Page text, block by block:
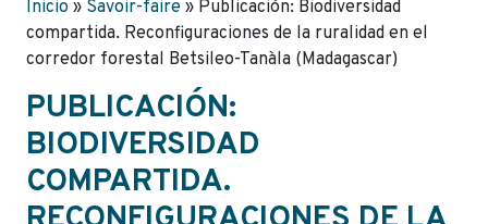
Inicio » Savoir-faire » Publicación: Biodiversidad
compartida. Reconfiguraciones de la ruralidad en el
corredor forestal Betsileo-Tanàla (Madagascar)
PUBLICACIÓN:
BIODIVERSIDAD
COMPARTIDA.